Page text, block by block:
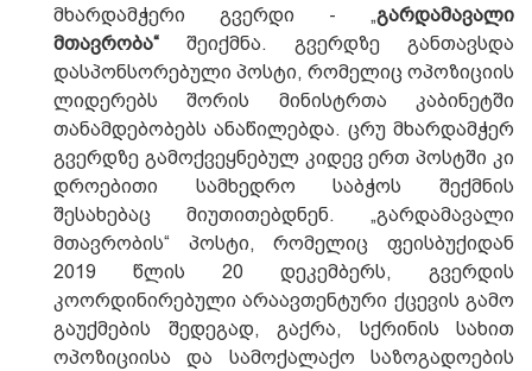
მხარდამჭერი გვერდი - „გარდამავალი
მთავრობა“ შეიქმნა. გვერდზე განთავსდა
დასპონსორებული პოსტი, რომელიც ოპოზიციის
ლიდერებს შორის მინისტრთა კაბინეტში
თანამდებობებს ანაწილებდა. ცრუ მხარდამჭერ
გვერდზე გამოქვეყნებულ კიდევ ერთ პოსტში კი
დროებითი სამხედრო საბჭოს შექმნის
შესახებაც მიუთითებდნენ. „გარდამავალი
მთავრობის“ პოსტი, რომელიც ფეისბუქიდან
2019 წლის 20 დეკემბერს, გვერდის
კოორდინირებული არაავთენტური ქცევის გამო
გაუქმების შედეგად, გაქრა, სქრინის სახით
ოპოზიციისა და სამოქალაქო საზოგადოების